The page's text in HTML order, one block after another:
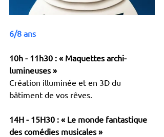
6/8 ans
10h - 11h30 : « Maquettes archi-
lumineuses »
Création illuminée et en 3D du
bâtiment de vos rêves.
14H - 15H30 : « Le monde fantastique
des comédies musicales »